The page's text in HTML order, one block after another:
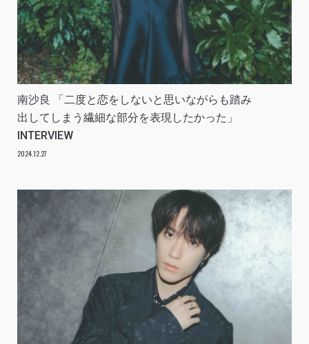
南沙良 「二度と恋をしないと思いながらも踏み
出してしまう繊細な部分を表現したかった」
INTERVIEW
2024.12.27